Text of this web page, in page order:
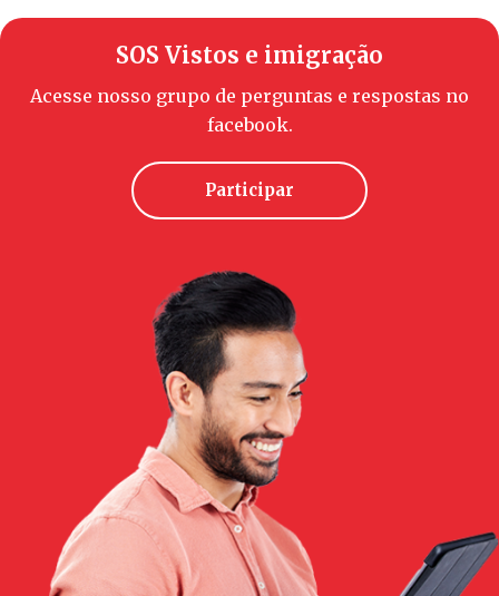
SOS Vistos e imigração
Acesse nosso grupo de perguntas e respostas no
facebook.
Participar